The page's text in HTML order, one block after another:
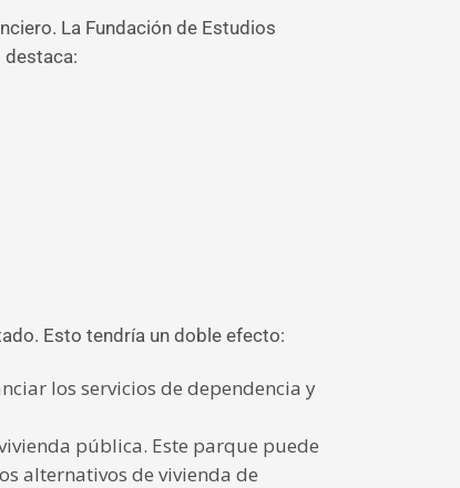
La Fundación de Estudios
destaca:
Esto tendría un doble efecto:
los servicios de dependencia y
pública. Este parque puede
alternativos de vivienda de